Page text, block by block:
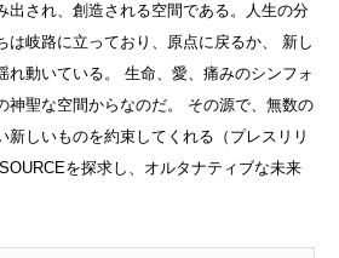
出され、創造される空間である。人生の分
は岐路に立っており、原点に戻るか、 新し
れ動いている。 生命、愛、痛みのシンフォ
神聖な空間からなのだ。 その源で、無数の
新しいものを約束してくれる （プレスリリ
を探求し、オルタナティブな未来